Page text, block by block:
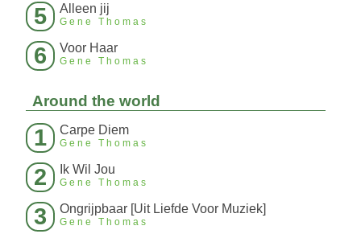
5 Alleen jij
Gene Thomas
6 Voor Haar
Gene Thomas
Around the world
1 Carpe Diem
Gene Thomas
2 Ik Wil Jou
Gene Thomas
3 Ongrijpbaar [Uit Liefde Voor Muziek]
Gene Thomas